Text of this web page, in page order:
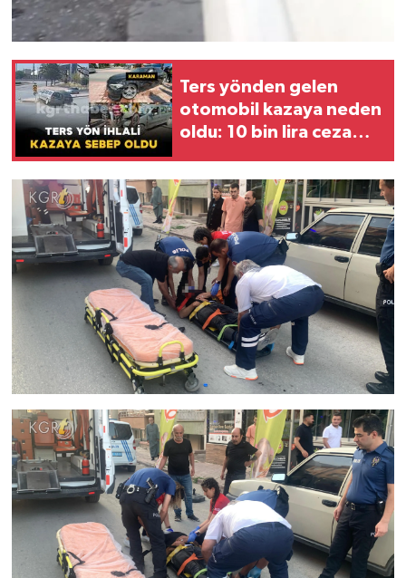
Ters yönden gelen
otomobil kazaya neden
oldu: 10 bin lira ceza